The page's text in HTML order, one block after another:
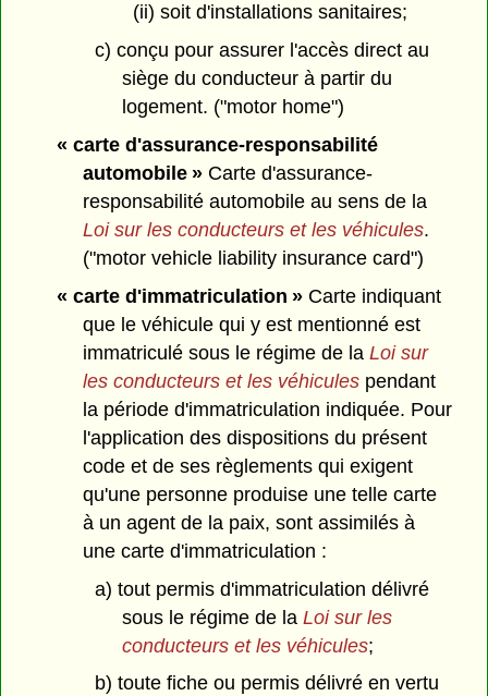
(ii) soit d'installations sanitaires;
c) conçu pour assurer l'accès direct au
siège du conducteur à partir du
logement. ("motor home")
« carte d'assurance-responsabilité
automobile » Carte d'assurance-
responsabilité automobile au sens de la
Loi sur les conducteurs et les véhicules.
("motor vehicle liability insurance card")
« carte d'immatriculation »Carte indiquant
que le véhicule qui y est mentionné est
immatriculé sous le régime de laLoi sur
les conducteurs et les véhicules pendant
la période d'immatriculation indiquée. Pour
l'application des dispositions du présent
code et de ses règlements qui exigent
qu'une personne produise une telle carte
à un agent de la paix, sont assimilés à
une carte d'immatriculation :
a) tout permis d'immatriculation délivré
sous le régime de la Loi sur les
conducteurs et les véhicules;
b) toute fiche ou permis délivré en vertu